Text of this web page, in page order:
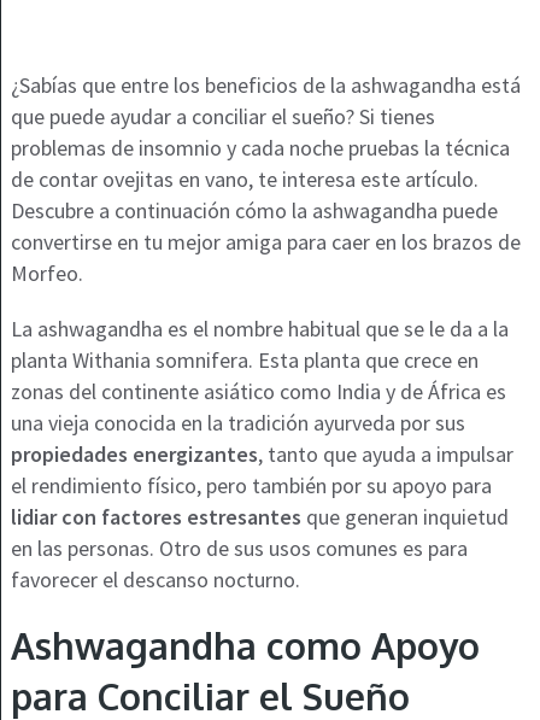
¿Sabías que entre los beneficios de la ashwagandha está
que puede ayudar a conciliar el sueño? Si tienes
problemas de insomnio y cada noche pruebas la técnica
de contar ovejitas en vano, te interesa este artículo.
Descubre a continuación cómo la ashwagandha puede
convertirse en tu mejor amiga para caer en los brazos de
Morfeo.
La ashwagandha es el nombre habitual que se le da a la
planta Withania somnifera. Esta planta que crece en
zonas del continente asiático como India y de África es
una vieja conocida en la tradición ayurveda por sus
propiedades energizantes, tanto que ayuda a impulsar
el rendimiento físico, pero también por su apoyo para
lidiar con factores estresantes que generan inquietud
en las personas. Otro de sus usos comunes es para
favorecer el descanso nocturno.
Ashwagandha como Apoyo
para Conciliar el Sueño